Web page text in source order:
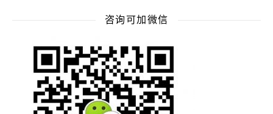
咨询可加微信